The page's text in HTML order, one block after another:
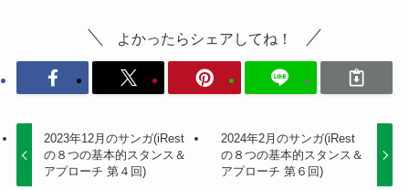
よかったらシェアしてね！
2023年12月のサンガ(iRest
の８つの基本的スタンス＆
アプローチ 第４回)
2024年2月のサンガ(iRest
の８つの基本的スタンス＆
アプローチ 第６回)